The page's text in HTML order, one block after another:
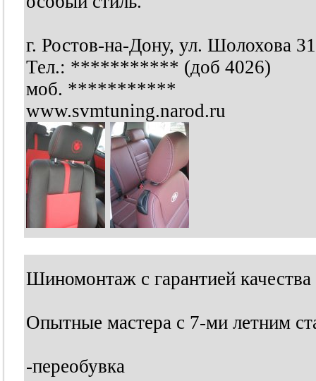
г. Ростов-на-Дону, ул. Шолохова
Тел.: *********** (доб 4026)
моб. ***********
www.svmtuning.narod.ru
Шиномонтаж с гарантией
Опытные мастера с 7-ми летним
-переобувка